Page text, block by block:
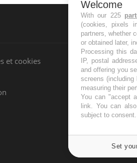
Recevez
Welcome
With our 225
(cookies, pixels
partners, whether
or obtained later,
Processing this
IP, postal
and offering you
screens
measuring their
You can "accept
link. You can
subject to
Set